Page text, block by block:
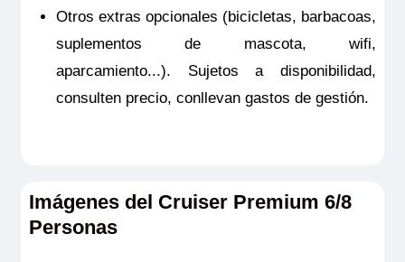
Otros extras opcionales (bicicletas, barbacoas,
suplementos de mascota, wifi,
aparcamiento...). Sujetos a disponibilidad,
consulten precio, conllevan gastos de gestión.
Imágenes del Cruiser Premium 6/8
Personas